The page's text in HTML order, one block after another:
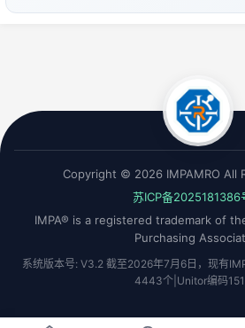
Copyright © 2026 IMPAMRO All
苏ICP备2025181386
IMPA® is a registered trademark of
Purchasing
系统版本号: V3.2 截至2026年7月6日，现有
4443个|Unitor编码